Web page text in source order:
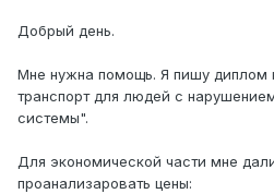
Добрый день.
Мне нужна помощь. Я пишу диплом
транспорт для людей с
системы".
Для экономической части мне
проанализаровать цены: